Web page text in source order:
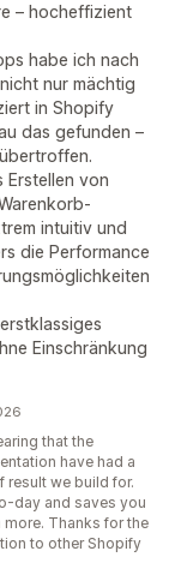
– hocheffizient
habe ich nach
nur mächtig
in Shopify
das gefunden –
Erstellen von
intuitiv und
die Performance
Einschränkung
that the
have had a
result we build for.
day and saves you
Thanks for the
to other Shopify